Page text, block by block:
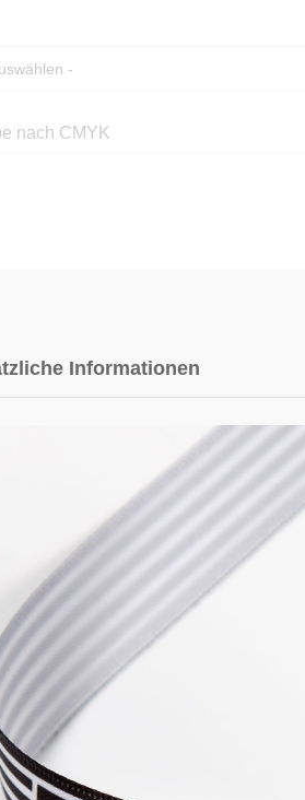
nach CMYK
per Post anfordern?
Informationen